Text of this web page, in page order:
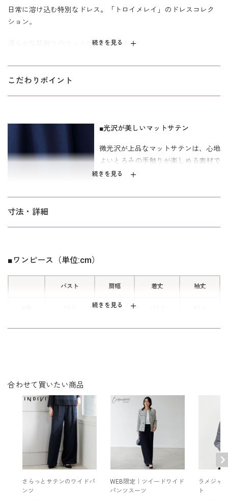
続きを見る
日常に溶け込む特別なドレス。「トロイメレイ」のドレスコレク
ション。
滑らかな肌触りのマットサテンドレス。
ドレープが美しく、心地よいとろみの手触りが楽しめる素材で
す。袖から覗く繊細なレースが特別な日の装いを華やかに引き立
ー、トレンドのニュアンスカラーを楽しめるブルーの3色展開で
寸法はキャリア向けの標準パターン。
こだわりポイント
続きを見る
■光沢が美しいマットサテン
微光沢が上品なマットサテンは、心地
よいとろみの手触りが楽しめる素材で
す。
袖はカット部分からのぞく繊細な花柄
ックライン。
ふとしたときにさっと小物を入れるこ
とができる便利なポケットを両脇に配
置しています。
寸法・詳細
続きを見る
■ワンピース（単位:cm）
バスト 肩幅 着丈 袖丈
34.0
11号 103.5 34.5 118.5 62.5
表地：ポリエステル94％ポリウレタン6％
別布：ナイロン55％綿25％ポリエステル20％
裏地：ポリエステル100％
その他
洗濯方法：ご自宅で手洗い可
後ろファスナー
ポケット付き
※モデル着用：
5552454-91
合わせて買いたい商品
さらっとサテンのワイドパ
ンツ
WEB限定｜ツイードワイド
パンツスーツ
ラメジャ
ト